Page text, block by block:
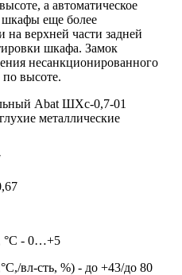
а автоматическое
шкафы еще более
верхней части задней
шкафа. Замок
несанкционированного
высоте.
Abat ШХс-0,7-01
металлические
°C - 0…+5
вл-сть, %) - до +43/до 80